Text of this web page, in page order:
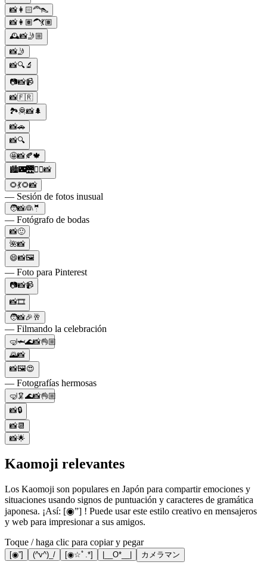
📸👩🏻‍🦰👠
📸👩🏽‍🦱💃🏽
🕰️📸🤳🏼
📸🤳
📸🔍🔬
📷📸📹
📸🇫🇷
🏞️🦧📸🌲
📸🚗
📸🔍
🤩📸🍂🍁
🏙️🌃🌉🚶‍♀️📸
🌻💃🌻📸
— Sesión de fotos inusual
🧑📸👰🤵
— Fotógrafo de bodas
📸🙂
🌺📸
😄📸🖼
— Foto para Pinterest
📷📸📹
📸🎞️
🧑📸🎉🥂
— Filmando la celebración
🤿🦈🌊📸👌🏼
🌄📸
📸🖼😍
— Fotografías hermosas
🤿🦑🌊📸👌🏼
📸🔒
📸📆
📸🌟
Kaomoji relevantes
Los Kaomoji son populares en Japón para compartir emociones y
situaciones usando signos de puntuación y caracteres de gramática
japonesa. ¡Así: [◉”] ! Puede usar este estilo creativo en mensajeros
y web para impresionar a sus amigos.
Toque / haga clic para copiar y pegar
[◉”] (^v^)_/ [◉☆ﾟ.*] |__O*__| カメラマン